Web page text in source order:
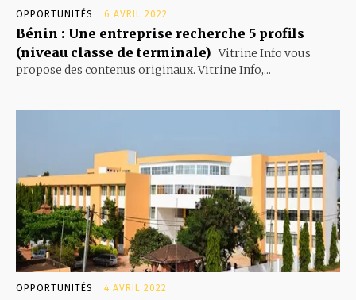
OPPORTUNITÉS 6 AVRIL 2022
Bénin : Une entreprise recherche 5 profils
(niveau classe de terminale) Vitrine Info vous
propose des contenus originaux. Vitrine Info,...
OPPORTUNITÉS 4 AVRIL 2022